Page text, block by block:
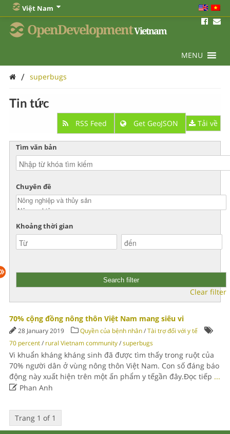
Việt Nam
OpenDevelopmentVietnam
MENU
/ superbugs
Tin tức
RSS Feed Get GeoJSON Tải về
Tìm văn bản
Chuyên đề
Khoảng thời gian
Clear filter
70% cộng đồng nông thôn Việt Nam mang siêu vi
28 January 2019 Quyền của bệnh nhân/Tài trợ đối với y tế
70 percent/ rural Vietnam community/superbugs
Vi khuẩn kháng kháng sinh đã được tìm thấy trong ruột của
70% người dân ở vùng nông thôn Việt Nam. Con số đáng báo
động này xuất hiện trên một ấn phẩm y tếgần đây.Đọc tiếp ...
Phan Anh
Trang 1 of 1